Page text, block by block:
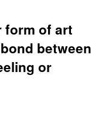
form of art
between
or